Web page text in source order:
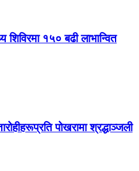
१५० बढी लाभान्वित
पोखरामा श्रद्धाञ्जली